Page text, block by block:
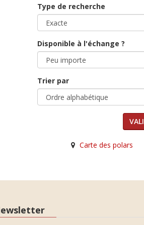
Type de recherche
Disponible à l'échange ?
Trier par
Carte des polars